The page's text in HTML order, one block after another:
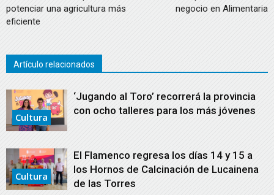
potenciar una agricultura más
eficiente
negocio en Alimentaria
Artículo relacionados
Cultura
‘Jugando al Toro’ recorrerá la provincia
con ocho talleres para los más jóvenes
Cultura
El Flamenco regresa los días 14 y 15 a
los Hornos de Calcinación de Lucainena
de las Torres